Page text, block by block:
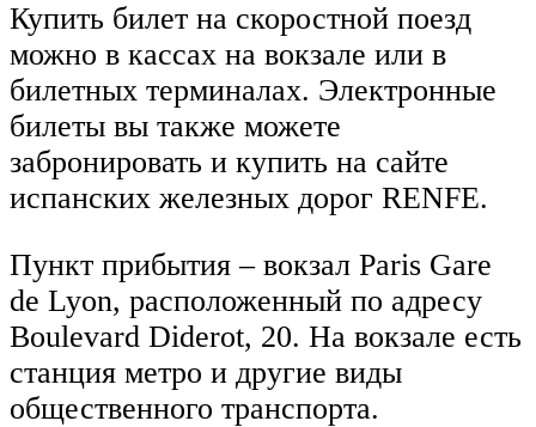
Купить билет на скоростной поезд
можно в кассах на вокзале или в
билетных терминалах. Электронные
билеты вы также можете
забронировать и купить на сайте
испанских железных дорог RENFE.
Пункт прибытия – вокзал Paris Gare
de Lyon, расположенный по адресу
Boulevard Diderot, 20. На вокзале есть
станция метро и другие виды
общественного транспорта.